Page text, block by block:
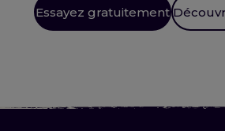
Essayez gratuitement